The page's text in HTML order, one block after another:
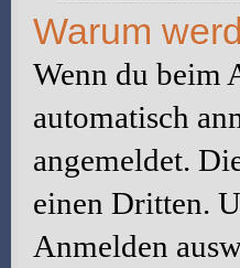
Warum
Wenn du beim
automatisch
angemeldet.
einen Dritten.
Anmelden